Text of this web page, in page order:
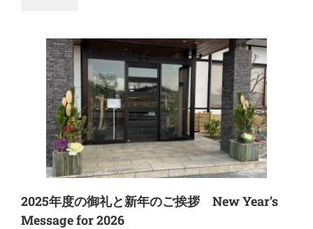
2025年度の御礼と新年のご挨拶 New Year’s
Message for 2026